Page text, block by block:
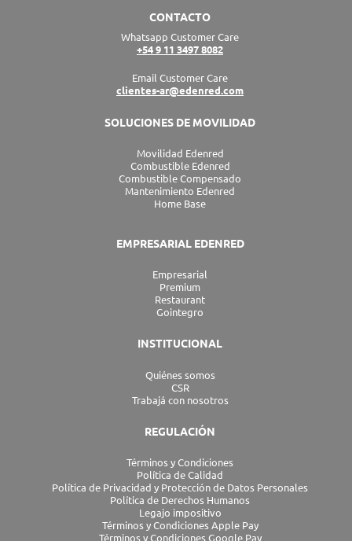
r
a
m
b
o
o
k
t
e
r
CONTACTO
Whatsapp Customer Care
+54 9 11 3497 8082
Email Customer Care
clientes-ar@edenred.com
SOLUCIONES DE MOVILIDAD
Movilidad Edenred
Combustible Edenred
Combustible Compensado
Mantenimiento Edenred
Home Base
EMPRESARIAL EDENRED
Empresarial
Premium
Restaurant
Gointegro
INSTITUCIONAL
Quiénes somos
CSR
Trabajá con nosotros
REGULACIÓN
Términos y Condiciones
Política de Calidad
Política de Privacidad y Protección de Datos Personales
Política de Derechos Humanos
Legajo impositivo
Términos y Condiciones Apple Pay
Términos y Condiciones Google Pay